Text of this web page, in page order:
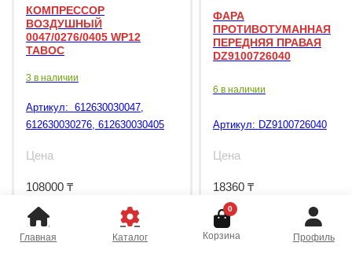
КОМПРЕССОР
ВОЗДУШНЫЙ
0047/0276/0405 WP12
TABOC
3 в наличии
Артикул: 612630030047,
612630030276, 612630030405
Цена
108000 ₸
ФАРА
ПРОТИВОТУМАННАЯ
ПЕРЕДНЯЯ ПРАВАЯ
DZ9100726040
6 в наличии
Артикул: DZ9100726040
Цена
18360 ₸
Главная Каталог
0
Корзина Профиль